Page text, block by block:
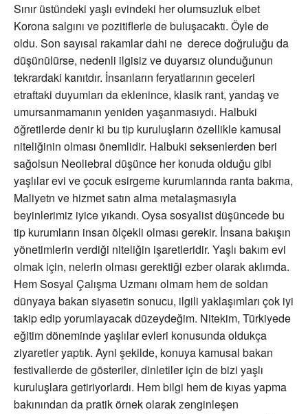
Sınır üstündeki yaşlı evindeki her olumsuzluk elbet
Korona salgını ve pozitiflerle de buluşacaktı. Öyle de
oldu. Son sayısal rakamlar dahi ne derece doğruluğu da
düşünülürse, nedenli ilgisiz ve duyarsız olunduğunun
tekrardaki kanıtdır. İnsanların feryatlarının geceleri
etraftaki duyumları da eklenince, klasik rant, yandaş ve
umursanmamanın yeniden yaşanmasıydı. Halbuki
öğretilerde denir ki bu tip kuruluşların özellikle kamusal
niteliğinin olması önemlidir. Halbuki seksenlerden beri
sağolsun Neoliebral düşünce her konuda olduğu gibi
yaşlılar evi ve çocuk esirgeme kurumlarında ranta bakma,
Maliyetn ve hizmet satın alma metalaşmasıyla
beyinlerimiz iyice yıkandı. Oysa sosyalist düşüncede bu
tip kurumların insan ölçekli olması gerekir. İnsana bakışın
yönetimlerin verdiği niteliğin işaretleridir. Yaşlı bakım evi
olmak için, nelerin olması gerektiği ezber olarak aklımda.
Hem Sosyal Çalışma Uzmanı olmam hem de soldan
dünyaya bakan siyasetin sonucu, ilgili yaklaşımları çok iyi
takip edip yorumlayacak düzeydeğim. Nitekim, Türkiyede
eğitim döneminde yaşlılar evleri konusunda oldukça
ziyaretler yaptık. Ayni şekilde, konuya kamusal bakan
festivallerde de gösteriler, dinletiler için de bizi yaşlı
kuruluşlara getiriyorlardı. Hem bilgi hem de kıyas yapma
bakınından da pratik örnek olarak zenginleşen